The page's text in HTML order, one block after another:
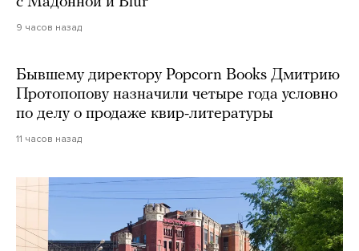
9 часов назад
Бывшему директору Popcorn Books Дмитрию
Протопопову назначили четыре года условно
по делу о продаже квир-литературы
11 часов назад